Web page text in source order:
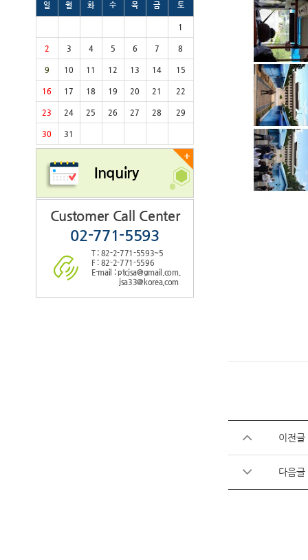
일 월 화 수 목 금 토
1
2 3 4 5 6 7 8
9 10 11 12 13 14 15
16 17 18 19 20 21 22
23 24 25 26 27 28 29
30 31
+
Inquiry
Customer Call Center
02-771-5593
T : 82-2-771-5593~5
F : 82-2-771-5596
E-mail : ptcjsa@gmail.com,
jsa33@korea.com
이전글
다음글